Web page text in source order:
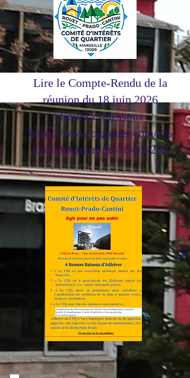
Lire le Compte-Rendu de la
réunion du 18 juin 2026
cliquez ci-dessous
https://www.ciqrouet.com/e%
C3%A9union-du-18-03-202